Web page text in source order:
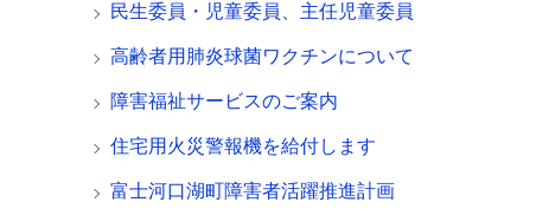
民生委員・児童委員、主任児童委員
高齢者用肺炎球菌ワクチンについて
障害福祉サービスのご案内
住宅用火災警報機を給付します
富士河口湖町障害者活躍推進計画